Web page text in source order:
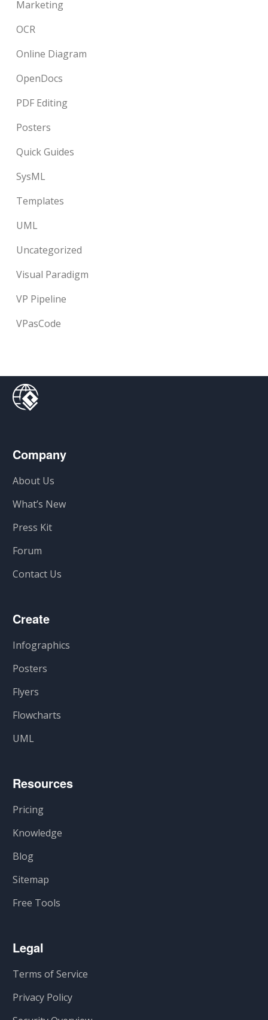
Marketing
OCR
Online Diagram
OpenDocs
PDF Editing
Posters
Quick Guides
SysML
Templates
UML
Uncategorized
Visual Paradigm
VP Pipeline
VPasCode
Company
About Us
What’s New
Press Kit
Forum
Contact Us
Create
Infographics
Posters
Flyers
Flowcharts
UML
Resources
Pricing
Knowledge
Blog
Sitemap
Free Tools
Legal
Terms of Service
Privacy Policy